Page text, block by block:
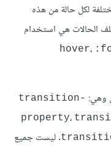
لكل حالة من هذه
الحالات هي استخدام
،
وهي: transition-
property،
. ليست جميع